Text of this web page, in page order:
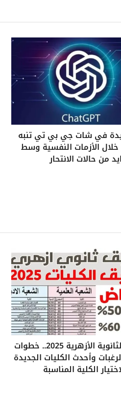
في شات جي بي تي تنبه
خلال الأزمات النفسية وسط
من حالات الانتحار
تنسيق الثانوية الأزهرية 2025.. خطوات
وأحدث الكليات الجديدة
الكلية المناسبة